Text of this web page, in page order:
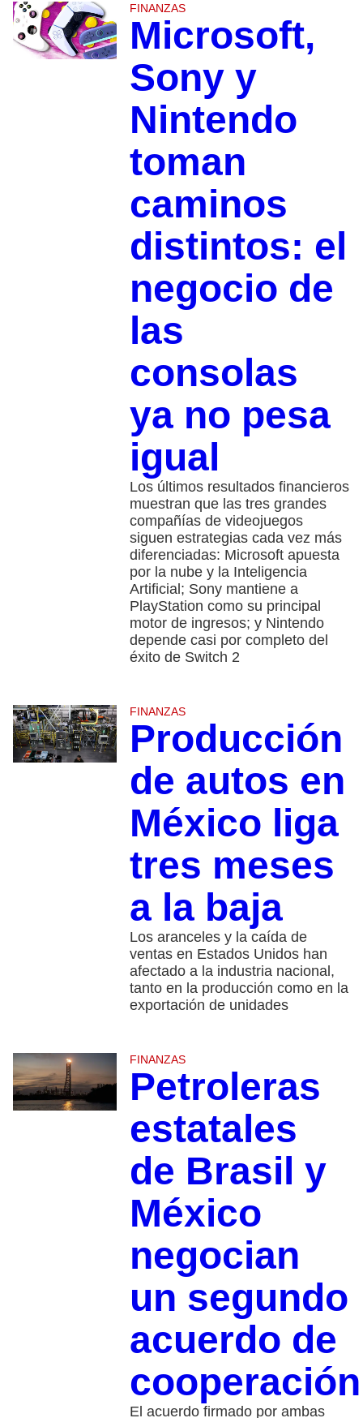
FINANZAS
Microsoft,
Sony y
Nintendo
toman
caminos
distintos: el
negocio de
las
consolas
ya no pesa
igual
Los últimos resultados financieros
muestran que las tres grandes
compañías de videojuegos
siguen estrategias cada vez más
diferenciadas: Microsoft apuesta
por la nube y la Inteligencia
Artificial; Sony mantiene a
PlayStation como su principal
motor de ingresos; y Nintendo
depende casi por completo del
éxito de Switch 2
FINANZAS
Producción
de autos en
México liga
tres meses
a la baja
Los aranceles y la caída de
ventas en Estados Unidos han
afectado a la industria nacional,
tanto en la producción como en la
exportación de unidades
FINANZAS
Petroleras
estatales
de Brasil y
México
negocian
un segundo
acuerdo de
cooperación
El acuerdo firmado por ambas